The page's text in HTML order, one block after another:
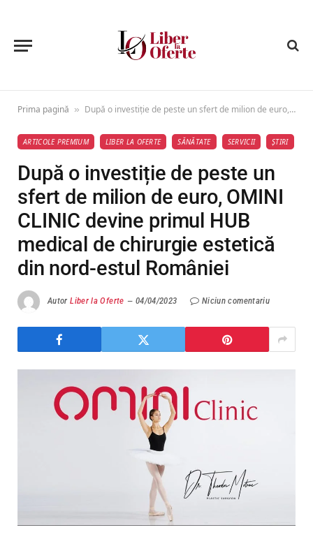
Prima pagină » După o investiție de peste un sfert de milion de euro, OMINI CLINIC devine primul HUB medical de chirurgie estetică din nord-estul României
ARTICOLE PREMIUM LIBER LA OFERTE SĂNĂTATE SERVICII ȘTIRI
După o investiție de peste un
sfert de milion de euro, OMINI
CLINIC devine primul HUB
medical de chirurgie estetică
din nord-estul României
Autor Liber la Oferte 04/04/2023 Niciun comentariu